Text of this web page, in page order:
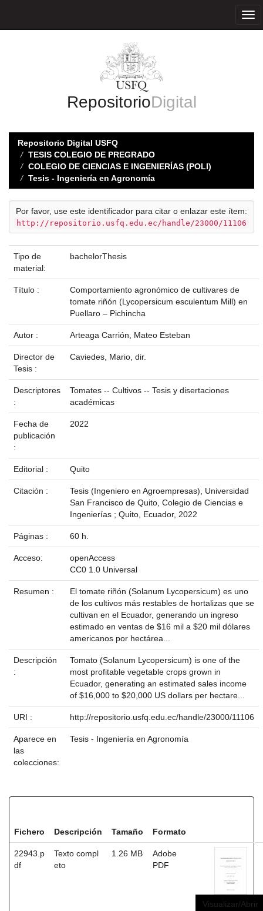
RepositorioDigital
Repositorio Digital USFQ
TESIS COLEGIO DE PREGRADO
COLEGIO DE CIENCIAS E INGENIERÍAS (POLI)
Tesis - Ingeniería en Agronomía
Por favor, use este identificador para citar o enlazar este ítem:
http://repositorio.usfq.edu.ec/handle/23000/11106
Tipo de
material:
bachelorThesis
Título :
Comportamiento agronómico de cultivares de
tomate riñón (Lycopersicum esculentum Mill) en
Puellaro – Pichincha
Autor : Arteaga Carrión, Mateo Esteban
Director de
Tesis :
Caviedes, Mario, dir.
Descriptores
:
Tomates -- Cultivos -- Tesis y disertaciones
académicas
Fecha de
publicación
:
2022
Editorial : Quito
Citación :
Tesis (Ingeniero en Agroempresas), Universidad
San Francisco de Quito, Colegio de Ciencias e
Ingenierías ; Quito, Ecuador, 2022
Páginas : 60 h.
Acceso:
openAccess
CC0 1.0 Universal
Resumen :
El tomate riñón (Solanum Lycopersicum) es uno
de los cultivos más restables de hortalizas que se
cultivan en el Ecuador, generando un ingreso
estimado en ventas de $16 mil a $20 mil dólares
americanos por hectárea...
Descripción
:
Tomato (Solanum Lycopersicum) is one of the
most profitable vegetable crops grown in
Ecuador, generating an estimated sales income
of $16,000 to $20,000 US dollars per hectare...
URI : http://repositorio.usfq.edu.ec/handle/23000/11106
Aparece en
las
colecciones:
Tesis - Ingeniería en Agronomía
Fichero Descripción Tamaño Formato
22943.p
df
Texto compl
eto
1.26 MB
Adobe
PDF
Visualizar/Abrir